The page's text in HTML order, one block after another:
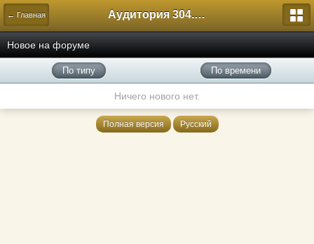
← Главная Аудитория 304. История России
Новое на форуме
По типу По времени
Ничего нового нет.
Полная версия Русский